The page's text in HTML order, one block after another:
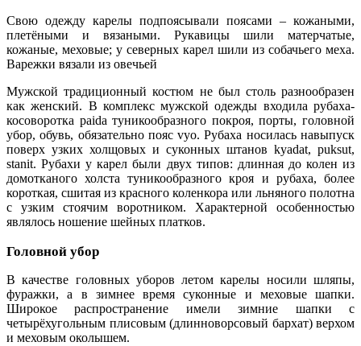
Свою одежду карелы подпоясывали поясами – кожаными,
плетёными и вязаными. Рукавицы шили матерчатые,
кожаные, меховые; у северных карел шили из собачьего меха.
Варежки вязали из овечьей
Мужской традиционный костюм не был столь разнообразен
как женский. В комплекс мужской одежды входила рубаха-
косоворотка paida туникообразного покроя, порты, головной
убор, обувь, обязательно пояс vyo. Рубаха носилась навыпуск
поверх узких холщовых и суконных штанов kyadat, puksut,
stanit. Рубахи у карел были двух типов: длинная до колен из
домотканого холста туникообразного кроя и рубаха, более
короткая, сшитая из красного коленкора или льняного полотна
с узким стоячим воротником. Характерной особенностью
являлось ношение шейных платков.
Головной убор
В качестве головных уборов летом карелы носили шляпы,
фуражки, а в зимнее время суконные и меховые шапки.
Широкое распространение имели зимние шапки с
четырёхугольным плисовым (длинноворсовый бархат) верхом
и меховым околышем.